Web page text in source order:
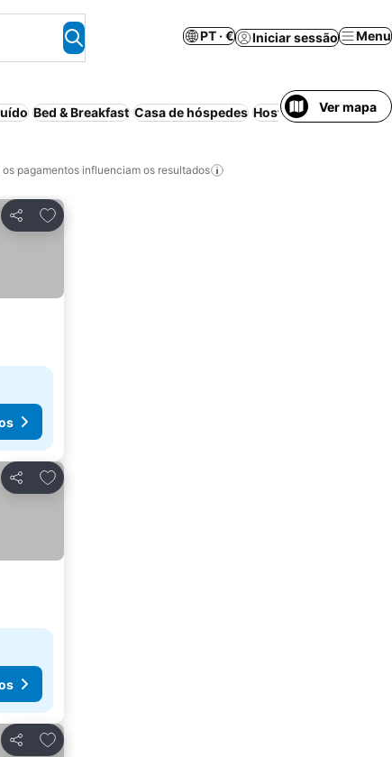
PT · € Iniciar sessão Menu
Bed & Breakfast Casa de hóspedes Hostel Parque de
Ver mapa
os pagamentos influenciam os resultados
Partilhar
Adicionar aos favoritos
Partilhar
Adicionar aos favoritos
Partilhar
Adicionar aos favoritos